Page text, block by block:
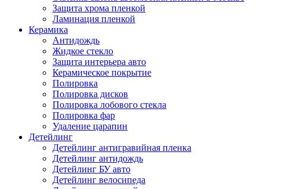
Защита хрома пленкой
Ламинация пленкой
Керамика
Антидождь
Жидкое стекло
Защита интерьера авто
Керамическое покрытие
Полировка
Полировка дисков
Полировка лобового стекла
Полировка фар
Удаление царапин
Детейлинг
Детейлинг антигравийная пленка
Детейлинг антидождь
Детейлинг БУ авто
Детейлинг велосипеда